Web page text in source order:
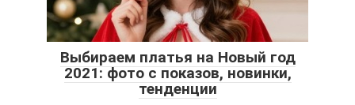
Выбираем платья на Новый год
2021: фото с показов, новинки,
тенденции